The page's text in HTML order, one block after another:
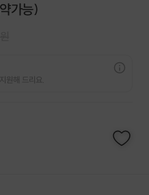
가능)
원해 드리요.